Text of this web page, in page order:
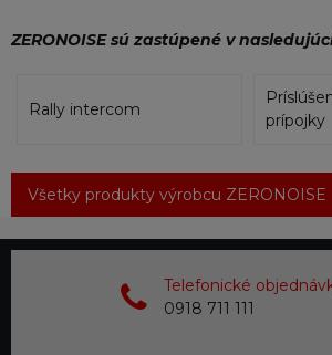
ZERONOISE sú zastúpené v
Rally intercom
prípojky
Všetky produkty výrobcu ZERONOISE
Telefonické
0918 711 111